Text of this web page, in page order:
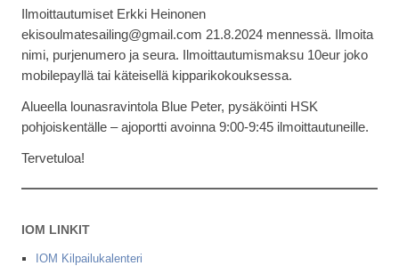
Ilmoittautumiset Erkki Heinonen
ekisoulmatesailing@gmail.com 21.8.2024 mennessä. Ilmoita
nimi, purjenumero ja seura. Ilmoittautumismaksu 10eur joko
mobilepayllä tai käteisellä kipparikokouksessa.
Alueella lounasravintola Blue Peter, pysäköinti HSK
pohjoiskentälle – ajoportti avoinna 9:00-9:45 ilmoittautuneille.
Tervetuloa!
IOM LINKIT
IOM Kilpailukalenteri